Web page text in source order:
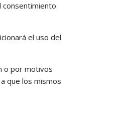
consentimiento
el uso del
o por motivos
que los mismos